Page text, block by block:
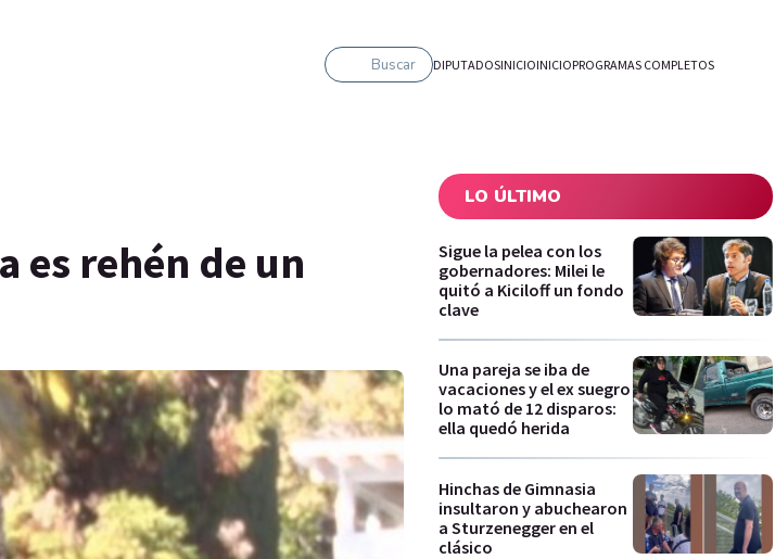
Buscar DIPUTADOSINICIOINICIOPROGRAMAS COMPLETOS
es rehén de un
LO ÚLTIMO
Sigue la pelea con los
gobernadores: Milei le
quitó a Kiciloff un fondo
clave
Una pareja se iba de
vacaciones y el ex suegro
lo mató de 12 disparos:
ella quedó herida
Hinchas de Gimnasia
insultaron y abuchearon
a Sturzenegger en el
clásico